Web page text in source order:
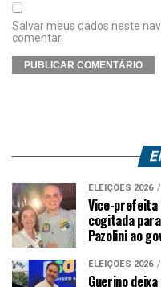
Salvar meus dados neste
comentar.
ELEIÇÕES 2026
Vice-prefeita
cogitada
Pazolini ao
ELEIÇÕES 2026
Guerino